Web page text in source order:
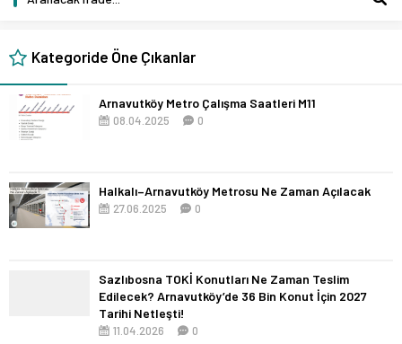
Kategoride Öne Çıkanlar
Arnavutköy Metro Çalışma Saatleri M11
08.04.2025 0
Halkalı–Arnavutköy Metrosu Ne Zaman Açılacak
27.06.2025 0
Sazlıbosna TOKİ Konutları Ne Zaman Teslim
Edilecek? Arnavutköy’de 36 Bin Konut İçin 2027
Tarihi Netleşti!
11.04.2026 0